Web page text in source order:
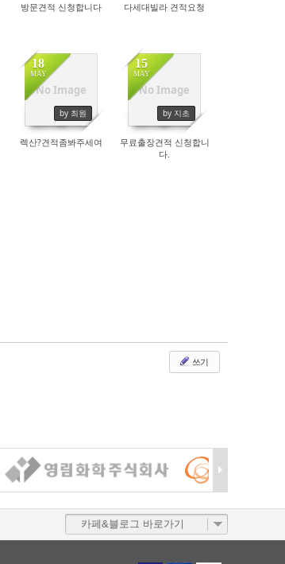
방문견적 신청합니다 다세대빌라 견적요청
No Image
18
MAY
by 최원
렉산?견적좀봐주세여
No Image
15
MAY
by 지초
무료출장견적 신청합니
다.
쓰기
카페&블로그 바로가기